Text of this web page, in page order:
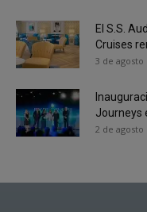
El S.S.
Cruises
3 de agosto
Journeys
2 de agosto